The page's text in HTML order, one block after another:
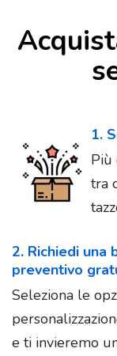
1.
Più
tra
2. Richiedi una
preventivo
Seleziona le
e ti invieremo